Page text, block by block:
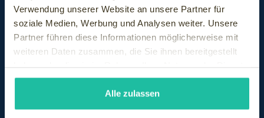
Verwendung unserer Website an unsere Partner für
soziale Medien, Werbung und Analysen weiter. Unsere
Partner führen diese Informationen möglicherweise mit
weiteren Daten zusammen, die Sie ihnen bereitgestellt
gesammelt haben.
Alle zulassen